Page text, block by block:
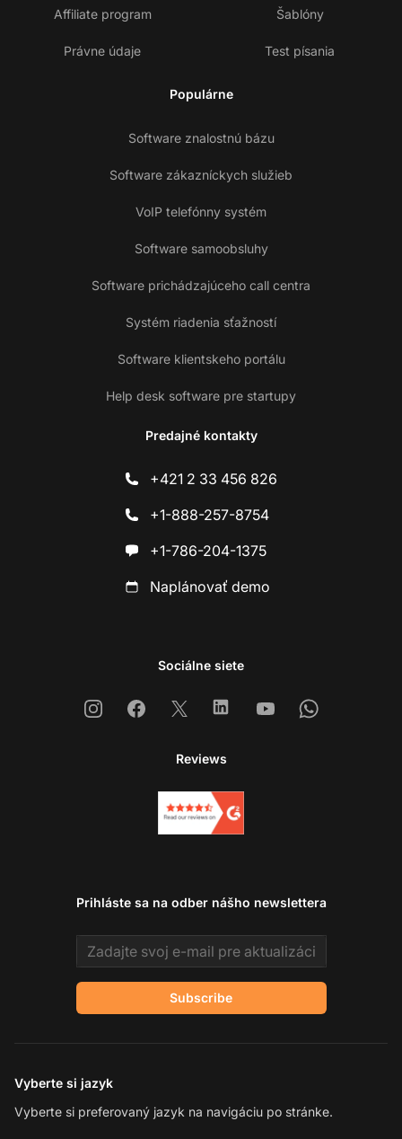
Affiliate program
Právne údaje
Šablóny
Test písania
Populárne
Software znalostnú bázu
Software zákazníckych služieb
VoIP telefónny systém
Software samoobsluhy
Software prichádzajúceho call centra
Systém riadenia sťažností
Software klientskeho portálu
Help desk software pre startupy
Predajné kontakty
+421 2 33 456 826
+1-888-257-8754
+1-786-204-1375
Naplánovať demo
Sociálne siete
InstagramFacebook
X LinkedinYoutubeWhatsapp
Reviews
Prihláste sa na odber nášho newslettera
Email address
Subscribe
Vyberte si jazyk
Vyberte si preferovaný jazyk na navigáciu po stránke.